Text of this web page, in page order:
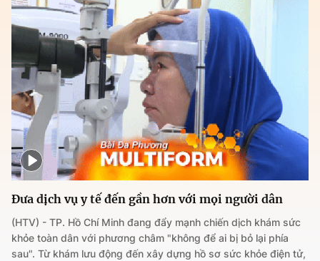
Đưa dịch vụ y tế đến gần hơn với mọi người dân
(HTV) - TP. Hồ Chí Minh đang đẩy mạnh chiến dịch khám sức
khỏe toàn dân với phương châm "không để ai bị bỏ lại phía
sau". Từ khám lưu động đến xây dựng hồ sơ sức khỏe điện tử,